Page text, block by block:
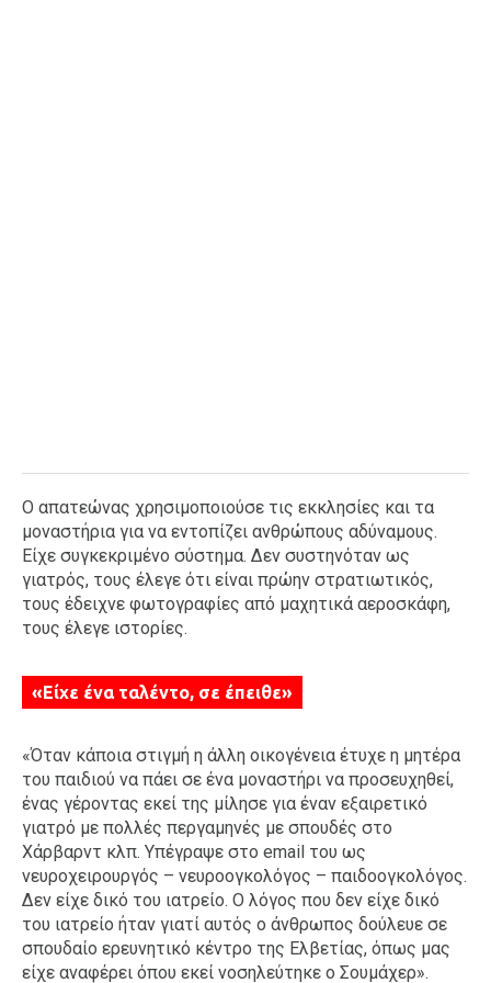
Ο απατεώνας χρησιμοποιούσε τις εκκλησίες και τα
μοναστήρια για να εντοπίζει ανθρώπους αδύναμους.
Είχε συγκεκριμένο σύστημα. Δεν συστηνόταν ως
γιατρός, τους έλεγε ότι είναι πρώην στρατιωτικός,
τους έδειχνε φωτογραφίες από μαχητικά αεροσκάφη,
τους έλεγε ιστορίες.
«Είχε ένα ταλέντο, σε έπειθε»
«Όταν κάποια στιγμή η άλλη οικογένεια έτυχε η μητέρα
του παιδιού να πάει σε ένα μοναστήρι να προσευχηθεί,
ένας γέροντας εκεί της μίλησε για έναν εξαιρετικό
γιατρό με πολλές περγαμηνές με σπουδές στο
Χάρβαρντ κλπ. Υπέγραψε στο email του ως
νευροχειρουργός – νευροογκολόγος – παιδοογκολόγος.
Δεν είχε δικό του ιατρείο. Ο λόγος που δεν είχε δικό
του ιατρείο ήταν γιατί αυτός ο άνθρωπος δούλευε σε
σπουδαίο ερευνητικό κέντρο της Ελβετίας, όπως μας
είχε αναφέρει όπου εκεί νοσηλεύτηκε ο Σουμάχερ».